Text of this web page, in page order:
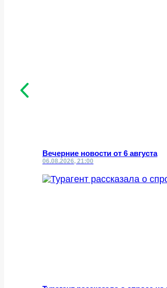
Вечерние новости от 6 августа
06.08.2026, 21:00